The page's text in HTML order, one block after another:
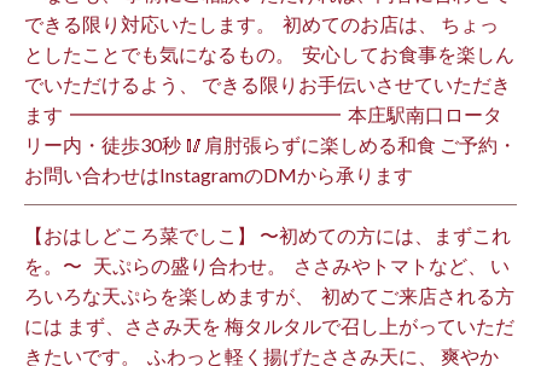
できる限り対応いたします。 ⁡ 初めてのお店は、 ちょっ
としたことでも気になるもの。 ⁡ 安心してお食事を楽しん
でいただけるよう、 できる限りお手伝いさせていただき
ます️ ⁡ ━━━━━━━━━━━━━━ ⁡ 本庄駅南口ロータ
リー内・徒歩30秒 🥢肩肘張らずに楽しめる和食 ご予約・
お問い合わせはInstagramのDMから承ります ⁡
【おはしどころ菜でしこ】 〜初めての方には、まずこれ
を。〜 ⁡ ⁡ 天ぷらの盛り合わせ。 ⁡ ささみやトマトなど、 い
ろいろな天ぷらを楽しめますが、 ⁡ 初めてご来店される方
には まず、ささみ天を 梅タルタルで召し上がっていただ
きたいです。 ⁡ ふわっと軽く揚げたささみ天に、 爽やか